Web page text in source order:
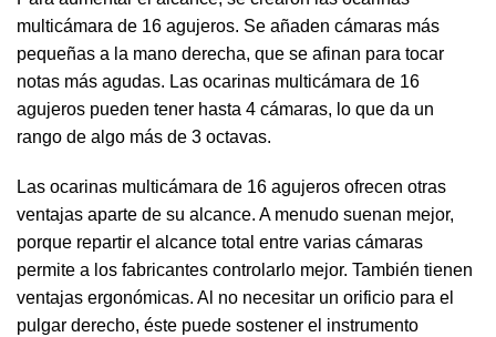
multicámara de 16 agujeros. Se añaden cámaras más
pequeñas a la mano derecha, que se afinan para tocar
notas más agudas. Las ocarinas multicámara de 16
agujeros pueden tener hasta 4 cámaras, lo que da un
rango de algo más de 3 octavas.
Las ocarinas multicámara de 16 agujeros ofrecen otras
ventajas aparte de su alcance. A menudo suenan mejor,
porque repartir el alcance total entre varias cámaras
permite a los fabricantes controlarlo mejor. También tienen
ventajas ergonómicas. Al no necesitar un orificio para el
pulgar derecho, éste puede sostener el instrumento